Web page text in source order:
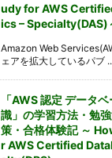
udy for AWS
ics – Specialty(DAS)
Amazon Web
ェアを拡大しているパブ
「AWS 認定 データ
識」の学習方法・勉
策・合格体験記 ～
r AWS Certified